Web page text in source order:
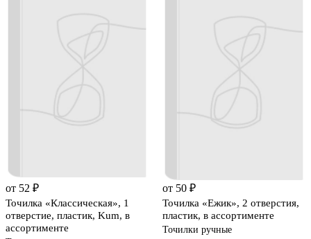
от 52 ₽
Точилка «Классическая», 1
отверстие, пластик, Kum, в
ассортименте
от 50 ₽
Точилка «Ежик», 2 отверстия,
пластик, в ассортименте
Точилки ручные